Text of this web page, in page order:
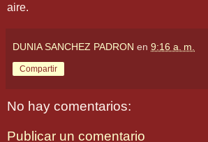
aire.
DUNIA SANCHEZ PADRON en 9:16 a. m.
Compartir
No hay comentarios:
Publicar un comentario